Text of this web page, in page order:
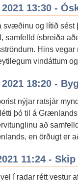
2021 13:30 -
svæðinu og lítið sést
samfelld ísbreiða
Hins vegar
vindáttum
2021 18:20 -
nýjar ratsjár
þó til á
að
en örðugt er
11:24 - Skip
í radar rétt vestur